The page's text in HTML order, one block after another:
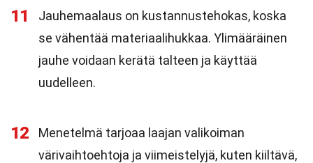
11
Jauhemaalaus on kustannustehokas, koska
se vähentää materiaalihukkaa. Ylimääräinen
jauhe voidaan kerätä talteen ja käyttää
uudelleen.
12
Menetelmä tarjoaa laajan valikoiman
värivaihtoehtoja ja viimeistelyjä, kuten kiiltävä,